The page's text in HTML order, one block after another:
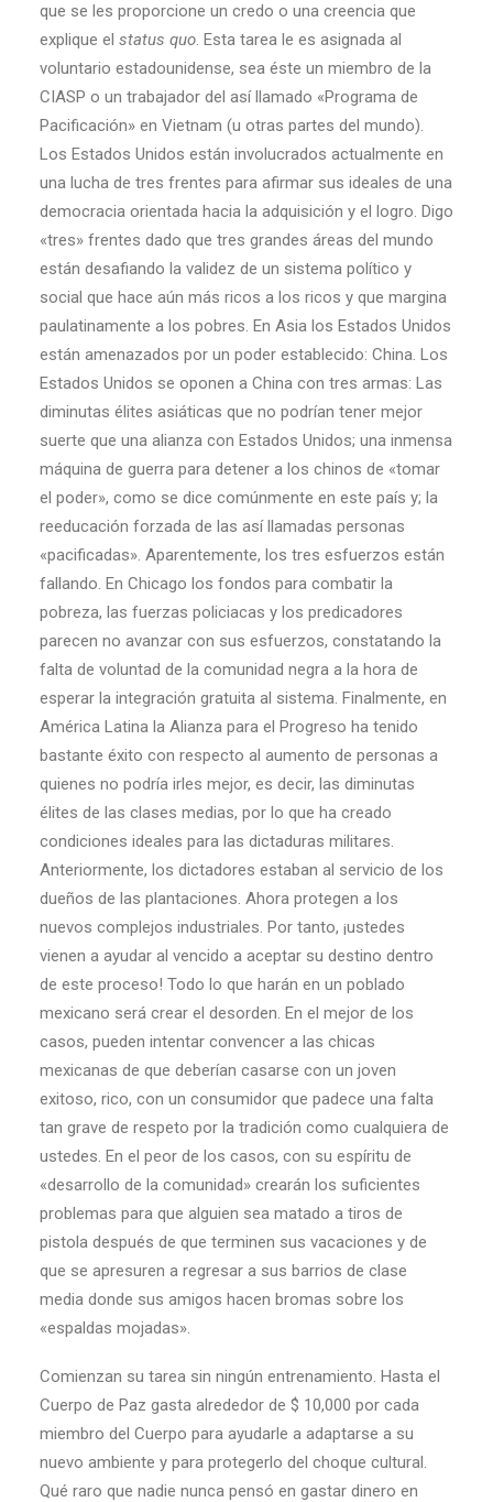
que se les proporcione un credo o una creencia que
explique el status quo. Esta tarea le es asignada al
voluntario estadounidense, sea éste un miembro de la
CIASP o un trabajador del así llamado «Programa de
Pacificación» en Vietnam (u otras partes del mundo).
Los Estados Unidos están involucrados actualmente en
una lucha de tres frentes para afirmar sus ideales de una
democracia orientada hacia la adquisición y el logro. Digo
«tres» frentes dado que tres grandes áreas del mundo
están desafiando la validez de un sistema político y
social que hace aún más ricos a los ricos y que margina
paulatinamente a los pobres. En Asia los Estados Unidos
están amenazados por un poder establecido: China. Los
Estados Unidos se oponen a China con tres armas: Las
diminutas élites asiáticas que no podrían tener mejor
suerte que una alianza con Estados Unidos; una inmensa
máquina de guerra para detener a los chinos de «tomar
el poder», como se dice comúnmente en este país y; la
reeducación forzada de las así llamadas personas
«pacificadas». Aparentemente, los tres esfuerzos están
fallando. En Chicago los fondos para combatir la
pobreza, las fuerzas policiacas y los predicadores
parecen no avanzar con sus esfuerzos, constatando la
falta de voluntad de la comunidad negra a la hora de
esperar la integración gratuita al sistema. Finalmente, en
América Latina la Alianza para el Progreso ha tenido
bastante éxito con respecto al aumento de personas a
quienes no podría irles mejor, es decir, las diminutas
élites de las clases medias, por lo que ha creado
condiciones ideales para las dictaduras militares.
Anteriormente, los dictadores estaban al servicio de los
dueños de las plantaciones. Ahora protegen a los
nuevos complejos industriales. Por tanto, ¡ustedes
vienen a ayudar al vencido a aceptar su destino dentro
de este proceso! Todo lo que harán en un poblado
mexicano será crear el desorden. En el mejor de los
casos, pueden intentar convencer a las chicas
mexicanas de que deberían casarse con un joven
exitoso, rico, con un consumidor que padece una falta
tan grave de respeto por la tradición como cualquiera de
ustedes. En el peor de los casos, con su espíritu de
«desarrollo de la comunidad» crearán los suficientes
problemas para que alguien sea matado a tiros de
pistola después de que terminen sus vacaciones y de
que se apresuren a regresar a sus barrios de clase
media donde sus amigos hacen bromas sobre los
«espaldas mojadas».
Comienzan su tarea sin ningún entrenamiento. Hasta el
Cuerpo de Paz gasta alrededor de $ 10,000 por cada
miembro del Cuerpo para ayudarle a adaptarse a su
nuevo ambiente y para protegerlo del choque cultural.
Qué raro que nadie nunca pensó en gastar dinero en